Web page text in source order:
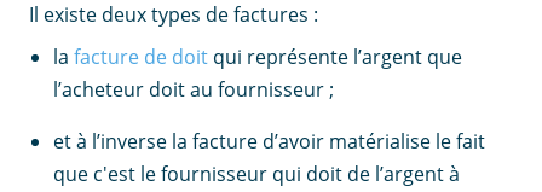
Il existe deux types de factures :
la facture de doit qui représente l’argent que
l’acheteur doit au fournisseur ;
et à l’inverse la facture d’avoir matérialise le fait
que c'est le fournisseur qui doit de l’argent à